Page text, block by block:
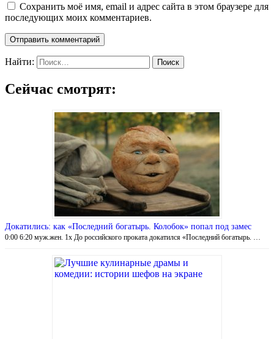
Сохранить моё имя, email и адрес сайта в этом браузере для
последующих моих комментариев.
Найти:
Сейчас смотрят:
Докатились: как «Последний богатырь. Колобок» попал под замес
0:00 6:20 муж.жен. 1x До российского проката докатился «Последний богатырь. …